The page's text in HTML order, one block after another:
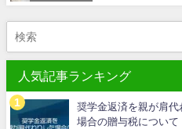
人気記事ランキング
奨学金返済を親が肩代
場合の贈与税について